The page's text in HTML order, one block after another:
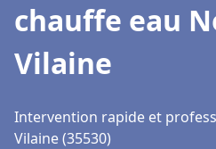
chauffe eau
Vilaine
Intervention rapide et
Vilaine (35530)